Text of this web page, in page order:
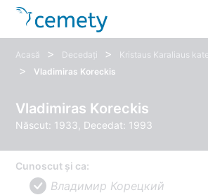
Acasă > Decedați > Kristaus Karaliaus
> Vladimiras Koreckis
Vladimiras Koreckis
Născut: 1933, Decedat: 1993
Cunoscut și ca:
Владимир Корецкий